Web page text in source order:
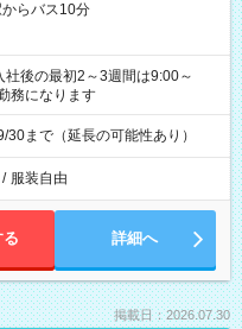
らバス10分
後の最初2～3週間は9:00～
務になります
まで（延長の可能性あり）
/ 服装自由
る 詳細へ
掲載日：2026.07.30